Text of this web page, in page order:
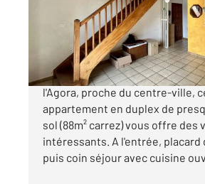
Appartement Duplex à
175 000 €
CUGNAUX - AGORA Situé dans
l'Agora, proche du centre-ville,
appartement en duplex de
sol (88m² carrez) vous offre des
intéressants. A l'entrée, placard
puis coin séjour avec cuisine